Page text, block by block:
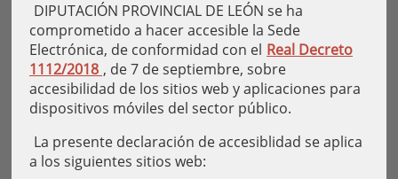
DIPUTACIÓN PROVINCIAL DE LEÓN se ha
comprometido a hacer accesible la Sede
Electrónica, de conformidad con el Real Decreto
1112/2018 , de 7 de septiembre, sobre
accesibilidad de los sitios web y aplicaciones para
dispositivos móviles del sector público.
La presente declaración de accesiblidad se aplica
a los siguientes sitios web: